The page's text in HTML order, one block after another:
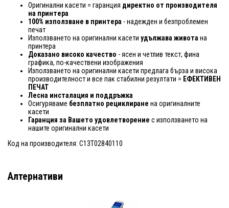
Оригинални касети = гаранция директно от производителя
на принтера
100% използване в принтера - надежден и безпроблемен
печат
Използването на оригинални касети удължава живота на
принтера
Доказано високо качество - ясен и четлив текст, фина
графика, по-качествени изображения
Използването на оригинални касети предлага бърза и висока
производителност и все пак стабилни резултати = ЕФЕКТИВЕН
ПЕЧАТ
Лесна инсталация и поддръжка
Осигуряваме безплатно рециклиране на оригиналните
касети
Гаранция за Вашето удовлетворение с използването на
нашите оригинални касети
Код на производителя: C13T02840110
Алтернативи